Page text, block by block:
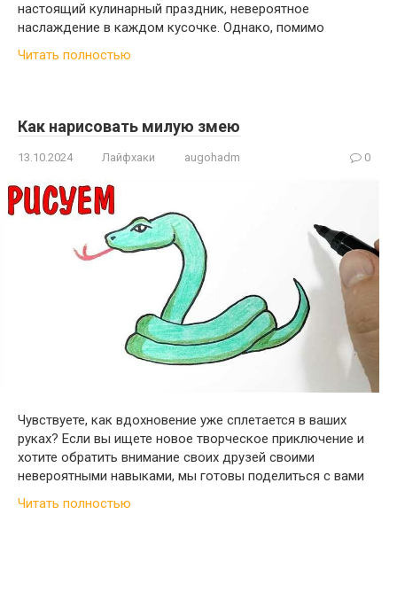
настоящий кулинарный праздник, невероятное
наслаждение в каждом кусочке. Однако, помимо
Читать полностью
Как нарисовать милую змею
13.10.2024 Лайфхаки augohadm 0
Чувствуете, как вдохновение уже сплетается в ваших
руках? Если вы ищете новое творческое приключение и
хотите обратить внимание своих друзей своими
невероятными навыками, мы готовы поделиться с вами
Читать полностью